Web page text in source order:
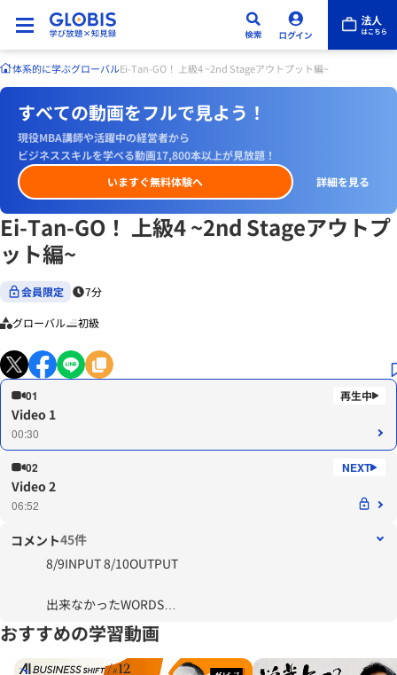
体系的に学ぶグローバルEi-Tan-GO！ 上級4 ~2nd Stageアウトプット編~
すべての動画をフルで見よう！
現役MBA講師や活躍中の経営者から
ビジネススキルを学べる動画17,800本以上が見放題！
いますぐ無料体験へ
詳細を見る
Ei-Tan-GO！ 上級4 ~2nd Stageアウトプ
ット編~
会員限定 7分
グローバル 初級
01
Video 1
00:30
02
Video 2
06:52
コメント45件
8/9INPUT 8/10OUTPUT
出来なかったWORDS
popular destination famous destinationと回答
popular・famous
business transaction
おすすめの学習動画